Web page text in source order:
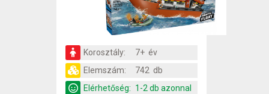
Korosztály:
7+ év
Elemszám:
742 db
Elérhetőség: 1-2 db azonnal